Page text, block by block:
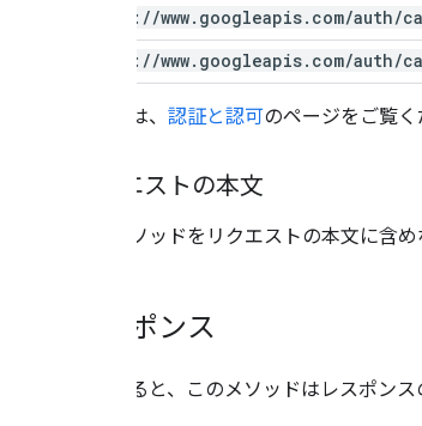
https: //www. googleapis. com/auth/
https: //www. googleapis. com/auth/
詳しくは、 認証と認可のページをご覧く
リクエストの本文
このメソッドをリクエストの本文に含め
レスポンス
成功すると、このメソッドはレスポン